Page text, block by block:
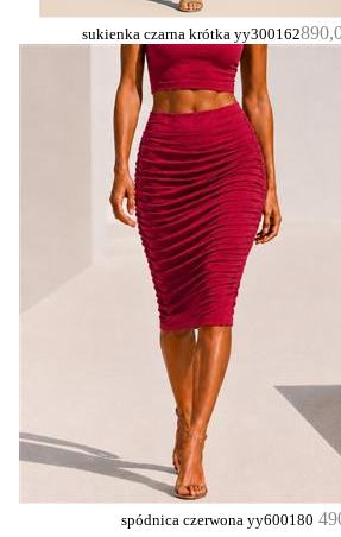
sukienka czarna krótka yy300162
spódnica czerwona yy600180